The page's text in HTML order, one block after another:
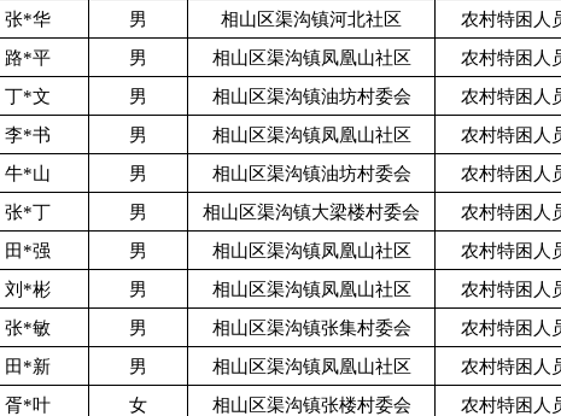
张*华 男 相山区渠沟镇河北社区 农村特困人
路*平 男 相山区渠沟镇凤凰山社区 农村特困人
丁*文 男 相山区渠沟镇油坊村委会 农村特困人
李*书 男 相山区渠沟镇凤凰山社区 农村特困人
牛*山 男 相山区渠沟镇油坊村委会 农村特困人
张*丁 男 相山区渠沟镇大梁楼村委会 农村特困人
田*强 男 相山区渠沟镇凤凰山社区 农村特困人
刘*彬 男 相山区渠沟镇凤凰山社区 农村特困人
张*敏 男 相山区渠沟镇张集村委会 农村特困人
田*新 男 相山区渠沟镇凤凰山社区 农村特困人
胥*叶 女 相山区渠沟镇张楼村委会 农村特困人